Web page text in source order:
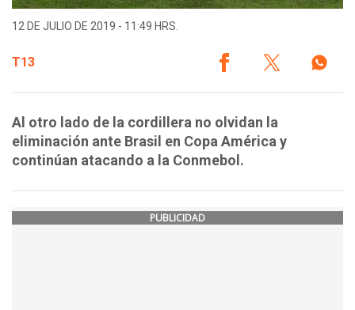
12 DE JULIO DE 2019 - 11:49 HRS.
T13
Al otro lado de la cordillera no olvidan la
eliminación ante Brasil en Copa América y
continúan atacando a la Conmebol.
PUBLICIDAD